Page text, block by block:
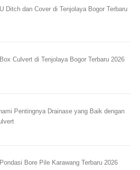
Ditch dan Cover di Tenjolaya Bogor Terbaru
Culvert di Tenjolaya Bogor Terbaru 2026
Pentingnya Drainase yang Baik dengan
Bore Pile Karawang Terbaru 2026